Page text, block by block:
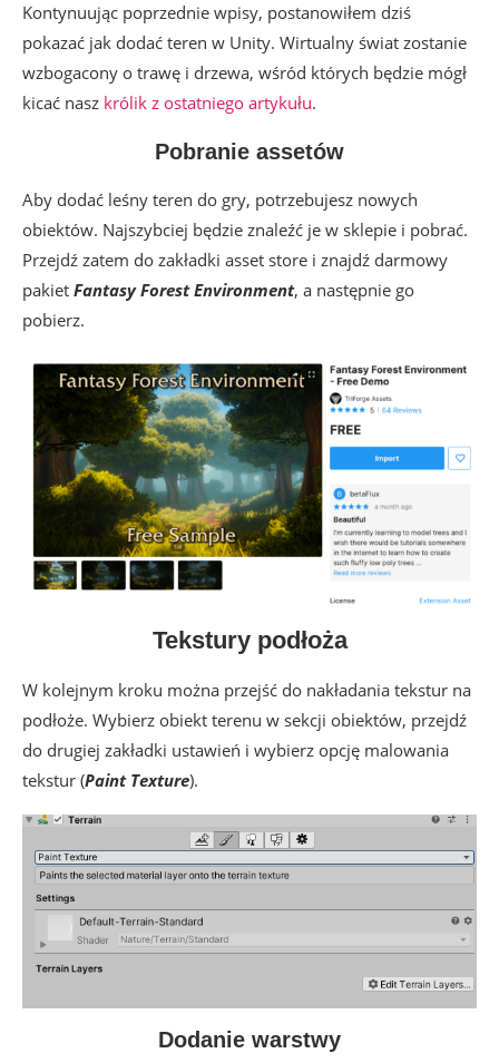
Kontynuując poprzednie wpisy, postanowiłem dziś
pokazać jak dodać teren w Unity. Wirtualny świat zostanie
wzbogacony o trawę i drzewa, wśród których będzie mógł
kicać nasz królik z ostatniego artykułu.
Pobranie assetów
Aby dodać leśny teren do gry, potrzebujesz nowych
obiektów. Najszybciej będzie znaleźć je w sklepie i pobrać.
Przejdź zatem do zakładki asset store i znajdź darmowy
pakiet Fantasy Forest Environment, a następnie go
pobierz.
Tekstury podłoża
W kolejnym kroku można przejść do nakładania tekstur na
podłoże. Wybierz obiekt terenu w sekcji obiektów, przejdź
do drugiej zakładki ustawień i wybierz opcję malowania
tekstur (Paint Texture).
Dodanie warstwy